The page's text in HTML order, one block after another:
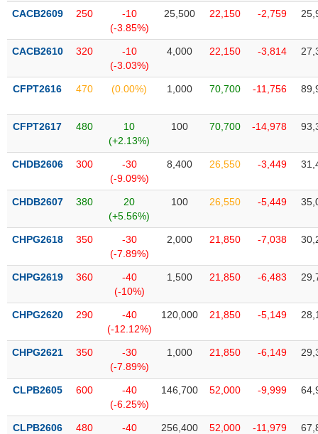
liệu
Tâm
lý
trường
CACB2609 250
-10
(-3.85%)
25,500 22,150 -2,759
CACB2610 320
-10
(-3.03%)
4,000 22,150 -3,814
CFPT2616 470 (0.00%) 1,000 70,700 -11,756
CFPT2617 480
10
(+2.13%)
100 70,700 -14,978
CHDB2606 300
-30
(-9.09%)
8,400 26,550 -3,449
CHDB2607 380
20
(+5.56%)
100 26,550 -5,449
CHPG2618 350
-30
(-7.89%)
2,000 21,850 -7,038
CHPG2619 360
-40
(-10%)
1,500 21,850 -6,483
CHPG2620 290
-40
(-12.12%)
120,000 21,850 -5,149
CHPG2621 350
-30
(-7.89%)
1,000 21,850 -6,149
CLPB2605 600
-40
(-6.25%)
146,700 52,000 -9,999
CLPB2606 480
-40
256,400 52,000 -11,979
TIÊU
KHÔNG
YẾU
TIÊU
DÙNG
YẾU
CHĂM
SÓC
KHỎE
TÀI